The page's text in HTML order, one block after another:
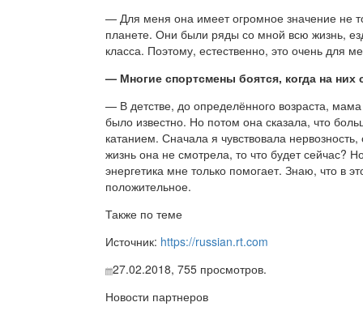
— Для меня она имеет огромное значение не
планете. Они были ряды со мной всю жизнь,
класса. Поэтому, естественно, это очень для
— Многие спортсмены боятся, когда на
— В детстве, до определённого возраста,
было известно. Но потом она сказала, что
катанием. Сначала я чувствовала
жизнь она не смотрела, то что будет сейчас?
энергетика мне только помогает. Знаю, что в
положительное.
Также по теме
Источник: https://russian.rt.com
27.02.2018, 755 просмотров.
Новости партнеров